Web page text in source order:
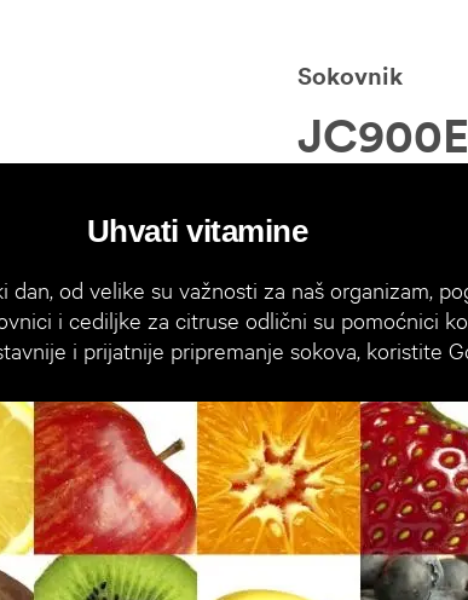
Sokovnik
JC900E
Uhvati vitamine
od velike su važnosti za naš organizam,
i cediljke za citruse odlični su pomoćnici
i prijatnije pripremanje sokova, koristite